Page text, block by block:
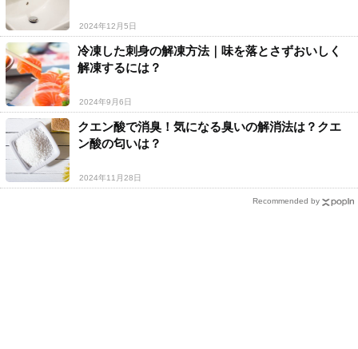
2024年12月5日
冷凍した刺身の解凍方法｜味を落とさずおいしく
解凍するには？
2024年9月6日
クエン酸で消臭！気になる臭いの解消法は？クエ
ン酸の匂いは？
2024年11月28日
Recommended by